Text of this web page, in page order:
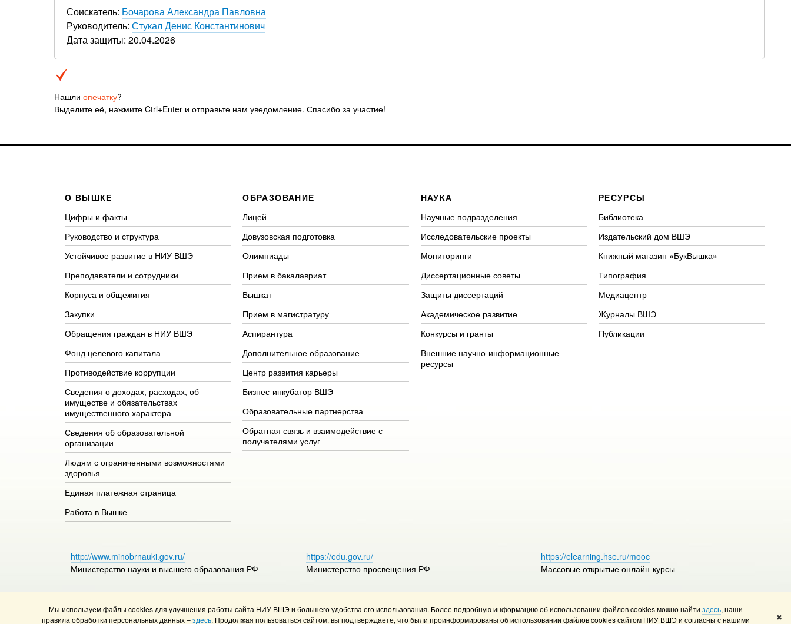
Мы используем файлы cookies для улучшения работы сайта НИУ ВШЭ и большего удобства его использования. Более подробную информацию об использовании файлов cookies можно найти здесь, наши
правила обработки персональных данных –здесь. Продолжая пользоваться сайтом, вы подтверждаете, что были проинформированы об использовании файлов cookies сайтом НИУ ВШЭ и согласны с нашими ✖
Нашли опечатку?
Выделите её, нажмите Ctrl+Enter и отправьте нам уведомление. Спасибо за участие!
Соискатель: Бочарова Александра Павловна
Руководитель: Стукал Денис Константинович
Дата защиты: 20.04.2026
О ВЫШКЕ
Цифры и факты
Руководство и структура
Устойчивое развитие в НИУ ВШЭ
Преподаватели и сотрудники
Корпуса и общежития
Закупки
Обращения граждан в НИУ ВШЭ
Фонд целевого капитала
Противодействие коррупции
Сведения о доходах, расходах, об
имуществе и обязательствах
имущественного характера
Сведения об образовательной
организации
Людям с ограниченными возможностями
здоровья
Единая платежная страница
Работа в Вышке
ОБРАЗОВАНИЕ
Лицей
Довузовская подготовка
Олимпиады
Прием в бакалавриат
Вышка+
Прием в магистратуру
Аспирантура
Дополнительное образование
Центр развития карьеры
Бизнес-инкубатор ВШЭ
Образовательные партнерства
Обратная связь и взаимодействие с
получателями услуг
НАУКА
Научные подразделения
Исследовательские проекты
Мониторинги
Диссертационные советы
Защиты диссертаций
Академическое развитие
Конкурсы и гранты
Внешние научно-информационные
ресурсы
РЕСУРСЫ
Библиотека
Издательский дом ВШЭ
Книжный магазин «БукВышка»
Типография
Медиацентр
Журналы ВШЭ
Публикации
http://www.minobrnauki.gov.ru/
Министерство науки и высшего образования РФ
https://edu.gov.ru/
Министерство просвещения РФ
https://elearning.hse.ru/mooc
Массовые открытые онлайн-курсы
© НИУ ВШЭ 1993–2026 Адреса и контакты Условия использования материалов Политика конфиденциальности Редактору